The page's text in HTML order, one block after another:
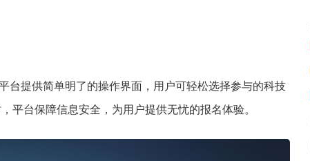
台提供简单明了的操作界面，用户可轻松选择参与的科技
平台保障信息安全，为用户提供无忧的报名体验。